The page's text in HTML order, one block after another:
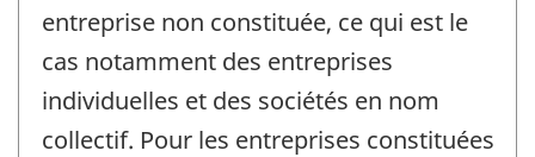
entreprise non constituée, ce qui est le
cas notamment des entreprises
individuelles et des sociétés en nom
collectif. Pour les entreprises constituées